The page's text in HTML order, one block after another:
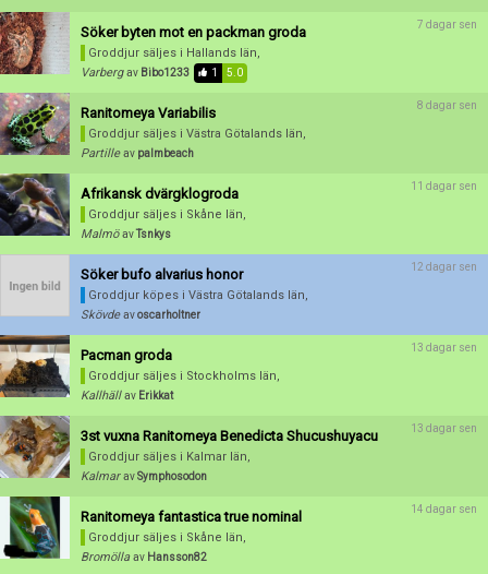
Förnya annons
Kan förnyas om
Aktivera annons
Radera annons
Söker byten mot en packman groda
Groddjur säljes i Hallands län,
Varberg av Bibo1233 1 5.0
7 dagar sen
Ranitomeya Variabilis
Groddjur säljes i Västra Götalands län,
Partille av palmbeach
8 dagar sen
Afrikansk dvärgklogroda
Groddjur säljes i Skåne län,
Malmö avTsnkys
11 dagar sen
Söker bufo alvarius honor
Groddjur köpes i Västra Götalands län,
Skövde avoscarholtner
12 dagar sen
Pacman groda
Groddjur säljes i Stockholms län,
Kallhäll av Erikkat
13 dagar sen
3st vuxna Ranitomeya Benedicta Shucushuyacu
Groddjur säljes i Kalmar län,
Kalmar avSymphosodon
13 dagar sen
Ranitomeya fantastica true nominal
Groddjur säljes i Skåne län,
Bromölla av Hansson82
14 dagar sen